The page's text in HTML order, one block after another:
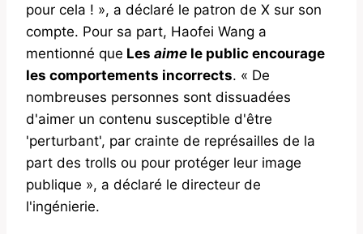
pour cela ! », a déclaré le patron de X sur son
compte. Pour sa part, Haofei Wang a
mentionné que Les aime le public encourage
les comportements incorrects. « De
nombreuses personnes sont dissuadées
d'aimer un contenu susceptible d'être
'perturbant', par crainte de représailles de la
part des trolls ou pour protéger leur image
publique », a déclaré le directeur de
l'ingénierie.